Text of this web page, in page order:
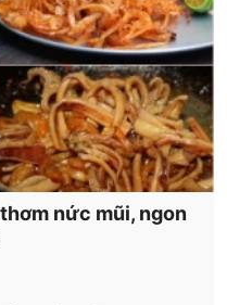
nức mũi, ngon